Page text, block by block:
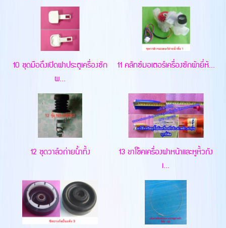
10 ชุดมือดึงเปิดฝาประตูเครื่องซัก
ผ...
11 คลัทซ์มอเตอร์เครื่องซักผ้ายี่ห้...
12 ชุดวาล์วถ่ายน้ำทิ้ง
13 ขาโช๊คเครื่องฝาหน้าและหูหิ้วถัง
เ...